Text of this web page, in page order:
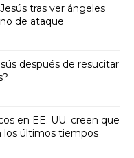
tras ver ángeles
de ataque
después de resucitar
en EE. UU. creen que
los últimos tiempos